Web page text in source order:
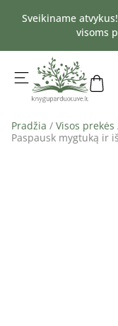
Sveikiname
visoms
Pradžia / Visos prekės
Paspausk mygtuką ir